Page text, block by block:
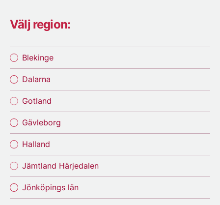
Välj region:
Blekinge
Dalarna
Gotland
Gävleborg
Halland
Jämtland Härjedalen
Jönköpings län